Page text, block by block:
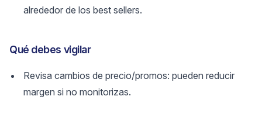
alrededor de los best sellers.
Qué debes vigilar
Revisa cambios de precio/promos: pueden reducir
margen si no monitorizas.